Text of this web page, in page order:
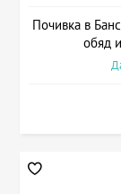
Почивка в
обяд